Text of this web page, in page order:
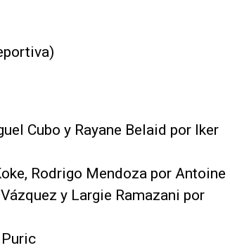
Cubo y Rayane Belaid por Iker
Rodrigo Mendoza por Antoine
y Largie Ramazani por